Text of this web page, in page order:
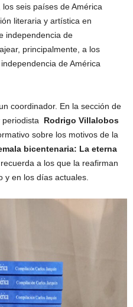
seis países de América
literaria y artística en
independencia de
principalmente, a los
de América
coordinador. En la sección de
periodista Rodrigo Villalobos
sobre los motivos de la
bicentenaria: La eterna
recuerda a los que la reafirman
y en los días actuales.